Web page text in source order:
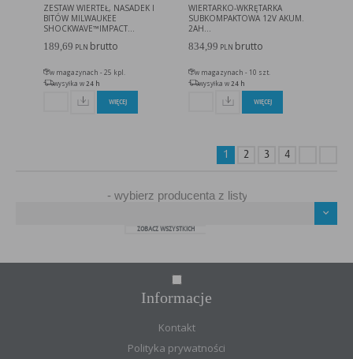
ZESTAW WIERTEŁ, NASADEK I
BITÓW MILWAUKEE
SHOCKWAVE™IMPACT...
189,69 PLN brutto
w magazynach - 25 kpl.
wysyłka w 24 h
WIĘCEJ
WIERTARKO-WKRĘTARKA
SUBKOMPAKTOWA 12V AKUM.
2AH...
834,99 PLN brutto
w magazynach - 10 szt.
wysyłka w 24 h
WIĘCEJ
1 2 3 4
ZOBACZ WSZYSTKICH
Informacje
Kontakt
Polityka prywatności